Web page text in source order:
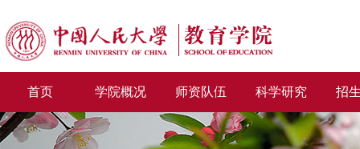
首页 学院概况 师资队伍 科学研究 招